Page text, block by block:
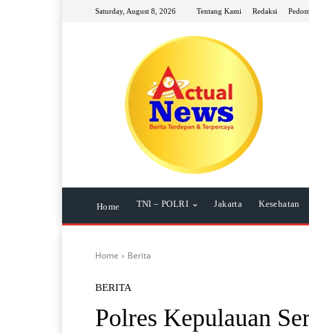
Saturday, August 8, 2026 Tentang Kami Redaksi
Home TNI – POLRI Jakarta Kesehatan
Home Berita
BERITA
Polres Kepulauan